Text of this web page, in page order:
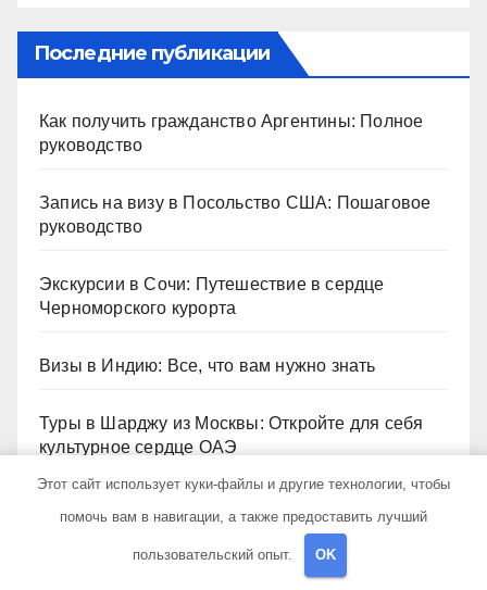
Последние публикации
Как получить гражданство Аргентины: Полное
руководство
Запись на визу в Посольство США: Пошаговое
руководство
Экскурсии в Сочи: Путешествие в сердце
Черноморского курорта
Визы в Индию: Все, что вам нужно знать
Туры в Шарджу из Москвы: Откройте для себя
культурное сердце ОАЭ
Этот сайт использует куки-файлы и другие технологии, чтобы
помочь вам в навигации, а также предоставить лучший
пользовательский опыт. OK